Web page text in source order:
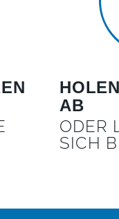
AB
ODER
SICH